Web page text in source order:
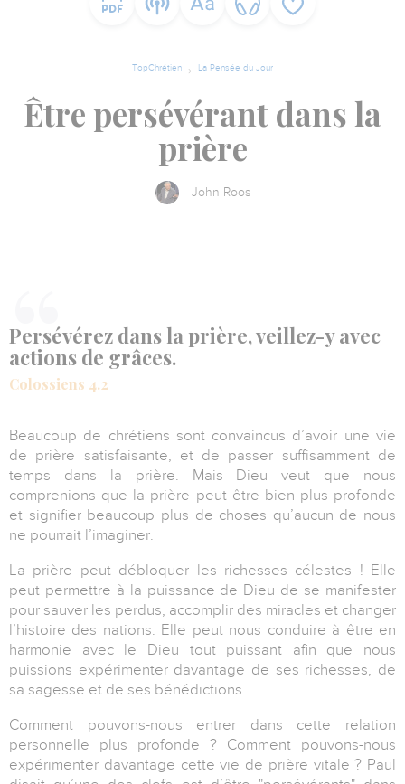
TopChrétien La Pensée du Jour
Être persévérant dans la
prière
John Roos
Persévérez dans la prière, veillez-y avec
actions de grâces.
Colossiens 4.2
Beaucoup de chrétiens sont convaincus d’avoir une vie
de prière satisfaisante, et de passer suffisamment de
temps dans la prière. Mais Dieu veut que nous
comprenions que la prière peut être bien plus profonde
et signifier beaucoup plus de choses qu’aucun de nous
ne pourrait l’imaginer.
La prière peut débloquer les richesses célestes ! Elle
peut permettre à la puissance de Dieu de se manifester
pour sauver les perdus, accomplir des miracles et changer
l’histoire des nations. Elle peut nous conduire à être en
harmonie avec le Dieu tout puissant afin que nous
puissions expérimenter davantage de ses richesses, de
sa sagesse et de ses bénédictions.
Comment pouvons-nous entrer dans cette relation
personnelle plus profonde ? Comment pouvons-nous
expérimenter davantage cette vie de prière vitale ? Paul